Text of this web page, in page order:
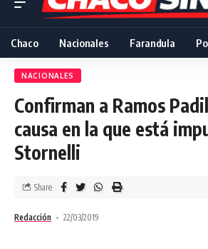
Chaco Nacionales Farandula
NACIONALES
Confirman a Ramos
causa en la que está
Stornelli
Redacción 22/03/2019
Share